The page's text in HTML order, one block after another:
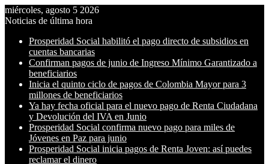
miércoles, agosto 5 2026
Noticias de última hora
Prosperidad Social habilitó el pago directo de subsidios en
cuentas bancarias
Confirman pagos de junio de Ingreso Mínimo Garantizado a
beneficiarios
Inicia el quinto ciclo de pagos de Colombia Mayor para 3
millones de beneficiarios
Ya hay fecha oficial para el nuevo pago de Renta Ciudadana
y Devolución del IVA en Junio
Prosperidad Social confirma nuevo pago para miles de
Jóvenes en Paz para junio
Prosperidad Social inicia pagos de Renta Joven: así puedes
reclamar el dinero